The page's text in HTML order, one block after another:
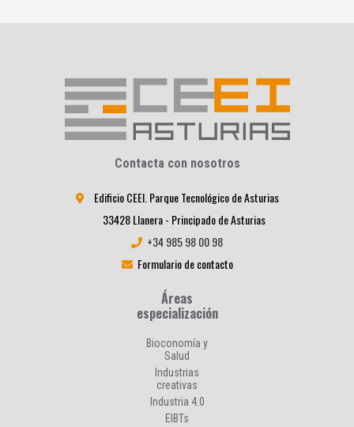
Contacta con nosotros
Edificio CEEI. Parque Tecnológico de Asturias
33428 Llanera - Principado de Asturias
+34 985 98 00 98
Formulario de contacto
Áreas
especialización
Bioconomía y
Salud
Industrias
creativas
Industria 4.0
EIBTs